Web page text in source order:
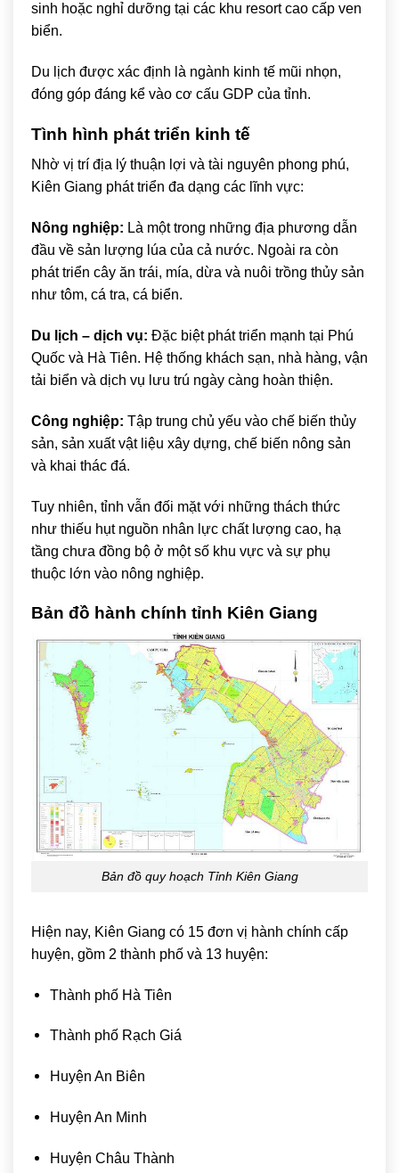
sinh hoặc nghỉ dưỡng tại các khu resort cao cấp ven
biển.
Du lịch được xác định là ngành kinh tế mũi nhọn,
đóng góp đáng kể vào cơ cấu GDP của tỉnh.
Tình hình phát triển kinh tế
Nhờ vị trí địa lý thuận lợi và tài nguyên phong phú,
Kiên Giang phát triển đa dạng các lĩnh vực:
Nông nghiệp: Là một trong những địa phương dẫn
đầu về sản lượng lúa của cả nước. Ngoài ra còn
phát triển cây ăn trái, mía, dừa và nuôi trồng thủy sản
như tôm, cá tra, cá biển.
Du lịch – dịch vụ: Đặc biệt phát triển mạnh tại Phú
Quốc và Hà Tiên. Hệ thống khách sạn, nhà hàng, vận
tải biển và dịch vụ lưu trú ngày càng hoàn thiện.
Công nghiệp: Tập trung chủ yếu vào chế biến thủy
sản, sản xuất vật liệu xây dựng, chế biến nông sản
và khai thác đá.
Tuy nhiên, tỉnh vẫn đối mặt với những thách thức
như thiếu hụt nguồn nhân lực chất lượng cao, hạ
tầng chưa đồng bộ ở một số khu vực và sự phụ
thuộc lớn vào nông nghiệp.
Bản đồ hành chính tỉnh Kiên Giang
Bản đồ quy hoạch Tỉnh Kiên Giang
Hiện nay, Kiên Giang có 15 đơn vị hành chính cấp
huyện, gồm 2 thành phố và 13 huyện:
Thành phố Hà Tiên
Thành phố Rạch Giá
Huyện An Biên
Huyện An Minh
Huyện Châu Thành